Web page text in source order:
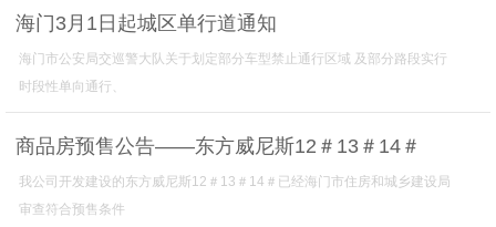
海门3月1日起城区单行道通知
海门市公安局交巡警大队关于划定部分车型禁止通行区域 及部分路段实行
时段性单向通行、
商品房预售公告——东方威尼斯12＃13＃14＃
我公司开发建设的东方威尼斯12＃13＃14＃已经海门市住房和城乡建设局
审查符合预售条件